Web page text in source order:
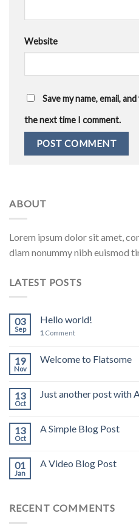
Website
Save my name, email,
the next time I comment.
ABOUT
Lorem ipsum dolor sit amet,
diam nonummy nibh euismod
LATEST POSTS
03
Sep
Hello world!
1 Comment
19
Nov
Welcome to Flatsome
13
Oct
Just another post with
13
Oct
A Simple Blog Post
01
Jan
A Video Blog Post
RECENT COMMENTS